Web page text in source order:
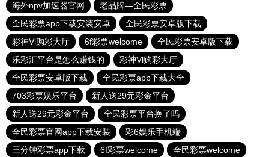
海外npv加速器官网
老品牌—全民彩票
全民彩票app下载安装安卓
全民彩票安卓版下载
彩神Vl购彩大厅
6f彩票welcome
全民彩票安卓版下载
乐彩汇平台是怎么赚钱的
彩神Vl购彩大厅
全民彩票安卓版下载
全民彩票app下载大全
703彩票娱乐平台
新人送29元彩金平台
新人送29元彩金平台
全民彩票平台换了吗
全民彩票官网app下载安装
彩6娱乐手机端
三分钟彩票app下载
6f彩票welcome 全民彩票welcome